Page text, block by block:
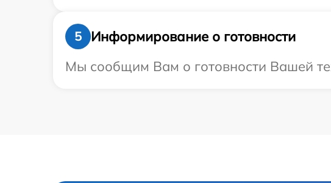
5
Информирование о готовности
Мы сообщим Вам о готовности Вашей